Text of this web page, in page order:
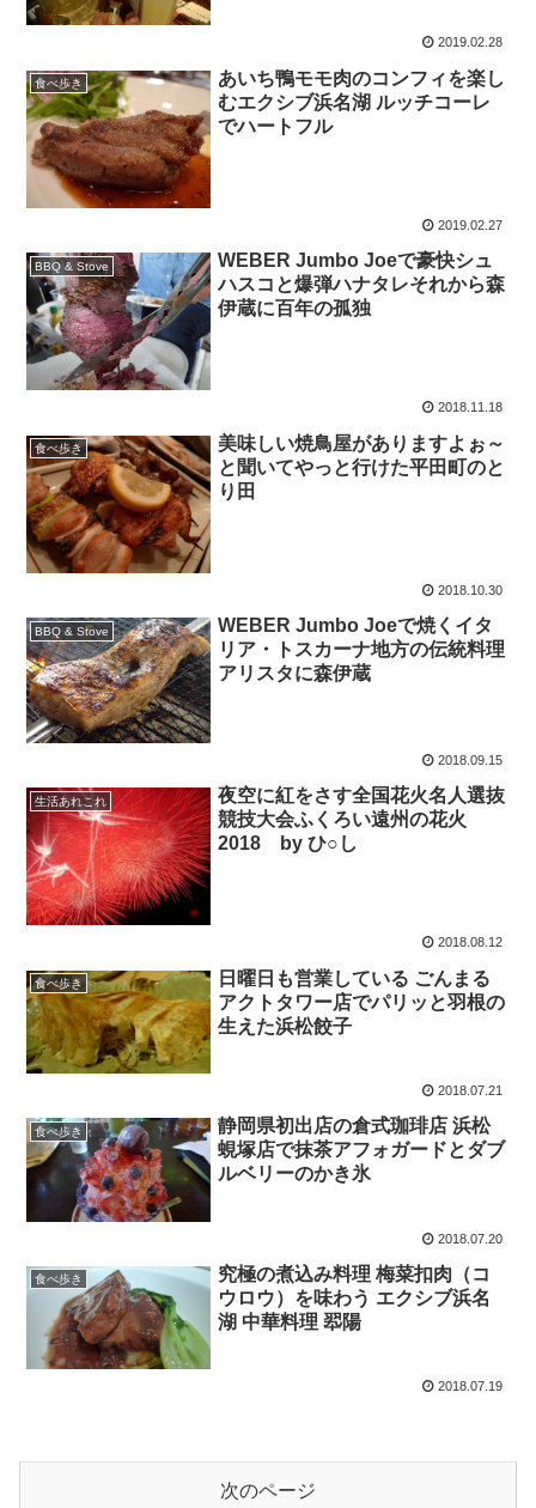
2019.02.28
食べ歩き
あいち鴨モモ肉のコンフィを楽し
むエクシブ浜名湖 ルッチコーレ
でハートフル
2019.02.27
BBQ & Stove
WEBER Jumbo Joeで豪快シュ
ハスコと爆弾ハナタレそれから森
伊蔵に百年の孤独
2018.11.18
食べ歩き
美味しい焼鳥屋がありますよぉ～
と聞いてやっと行けた平田町のと
り田
2018.10.30
BBQ & Stove
WEBER Jumbo Joeで焼くイタ
リア・トスカーナ地方の伝統料理
アリスタに森伊蔵
2018.09.15
生活あれこれ
夜空に紅をさす全国花火名人選抜
競技大会ふくろい遠州の花火
2018 by ひ○し
2018.08.12
食べ歩き
日曜日も営業している ごんまる
アクトタワー店でパリッと羽根の
生えた浜松餃子
2018.07.21
食べ歩き
静岡県初出店の倉式珈琲店 浜松
蜆塚店で抹茶アフォガードとダブ
ルベリーのかき氷
2018.07.20
食べ歩き
究極の煮込み料理 梅菜扣肉（コ
ウロウ）を味わう エクシブ浜名
湖 中華料理 翆陽
2018.07.19
次のページ